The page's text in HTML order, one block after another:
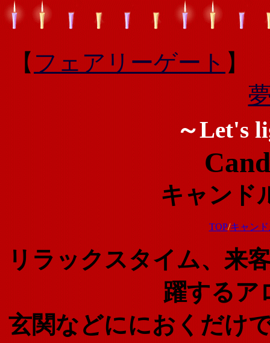
【 フェアリーゲート 】
～Let's
キャンド
TOP/キャン
リラックスタイム、来
躍するア
玄関などににおくだけ